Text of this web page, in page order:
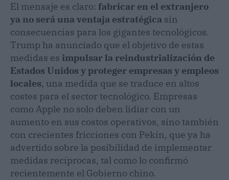
El mensaje es claro: fabricar en el extranjero
ya no será una ventaja estratégica sin
consecuencias para los gigantes tecnológicos.
Trump ha anunciado que el objetivo de estas
medidas es impulsar la reindustrialización de
Estados Unidos y proteger empresas y empleos
locales, una medida que se traduce en altos
costes para el sector tecnológico. Empresas
como Apple no solo deben lidiar con un
aumento en sus costos operativos, sino también
con crecientes fricciones con Pekín, que ya ha
advertido sobre la posibilidad de implementar
medidas recíprocas, tal como lo confirmó
recientemente el Gobierno chino.